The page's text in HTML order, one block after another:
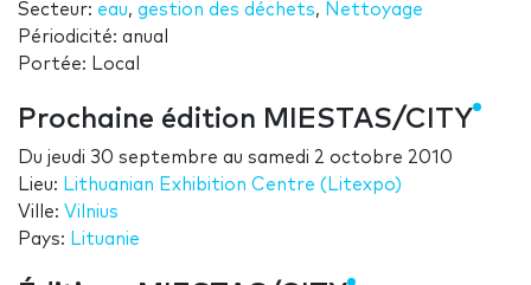
Secteur: eau, gestion des déchets, Nettoyage
Périodicité: anual
Portée: Local
Prochaine édition MIESTAS/CITY
Du jeudi 30 septembre au samedi 2 octobre 2010
Lieu: Lithuanian Exhibition Centre (Litexpo)
Ville: Vilnius
Pays: Lituanie